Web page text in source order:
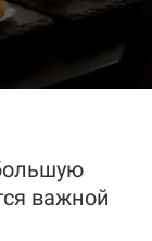
важной